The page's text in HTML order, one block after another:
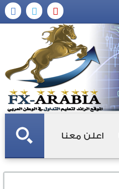
اعلن معنا